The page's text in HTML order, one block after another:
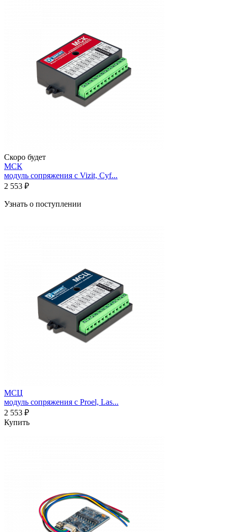
Скоро будет
МСК
модуль сопряжения с Vizit, Cyf...
2 553 ₽
Узнать о поступлении
МСЦ
модуль сопряжения с Proel, Las...
2 553 ₽
Купить